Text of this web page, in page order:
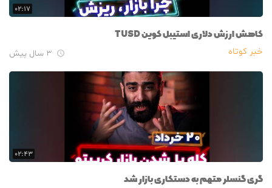
۰۲:۱۷
کاهش ارزش دلاری استیبل کوین TUSD
خبر کوتاه ۳ سال پیش 
۰۲:۴۳
گری گنسلر متهم به دستکاری بازار شد